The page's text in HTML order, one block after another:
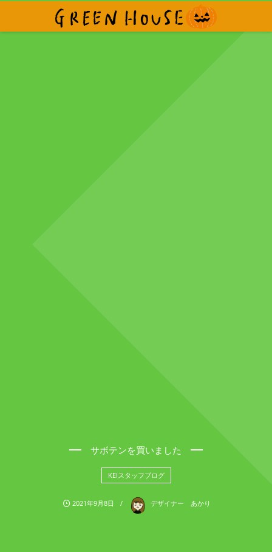
サボテンを買いました
KEIスタッフブログ
2021年9月8日 デザイナー あかり